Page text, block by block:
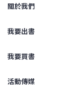
關於我們
我要出書
我要買書
活動傳媒